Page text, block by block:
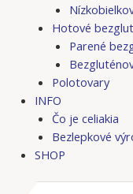
Hotové
Parené
Polotovary
INFO
Čo je celiakia
Bezlepkové
SHOP